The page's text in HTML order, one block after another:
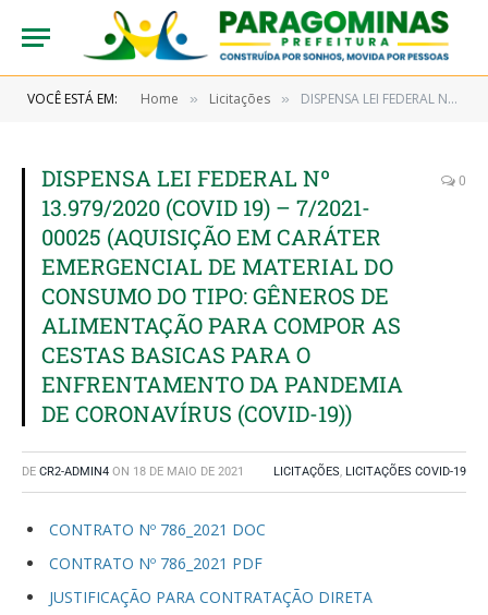
VOCÊ ESTÁ EM: Home » Licitações » DISPENSA LEI FEDERAL Nº 13.979/2020 (COVID 19) – 7/2021-00025 (AQUISIÇÃO EM CARÁTER EMERGENCIAL DE MATERIAL DO CONSUMO DO TIPO: GÊNEROS DE ALIMENTAÇÃO PARA COMPOR AS CESTAS BASICAS PARA O ENFRENTAMENTO DA PANDEMIA DE CORONAVÍRUS (COVID-19))
DISPENSA LEI FEDERAL Nº
13.979/2020 (COVID 19) – 7/2021-
00025 (AQUISIÇÃO EM CARÁTER
EMERGENCIAL DE MATERIAL DO
CONSUMO DO TIPO: GÊNEROS DE
ALIMENTAÇÃO PARA COMPOR AS
CESTAS BASICAS PARA O
ENFRENTAMENTO DA PANDEMIA
DE CORONAVÍRUS (COVID-19))
0
DE CR2-ADMIN4 ON 18 DE MAIO DE 2021 LICITAÇÕES, LICITAÇÕES COVID-19
CONTRATO Nº 786_2021 DOC
CONTRATO Nº 786_2021 PDF
JUSTIFICAÇÃO PARA CONTRATAÇÃO DIRETA